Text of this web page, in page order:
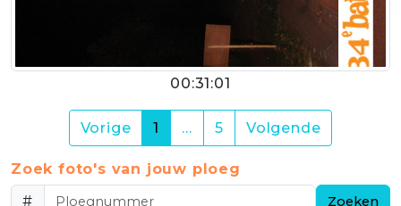
00:31:01
Vorige 1 (current)
… 5 Volgende
Zoek foto's van jouw ploeg
#
Zoeken